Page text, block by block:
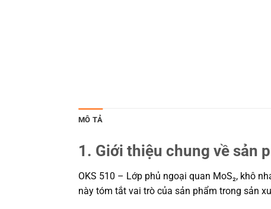
MÔ TẢ
1. Giới thiệu chung về sản
OKS 510 – Lớp phủ ngoại quan MoS₂, khô
này tóm tắt vai trò của sản phẩm trong sản